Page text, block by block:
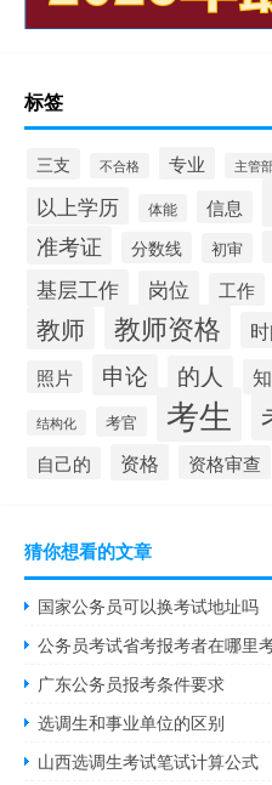
标签
三支 不合格 专业 主管
以上学历 体能 信息
准考证 分数线 初审
基层工作 岗位 工作
教师 教师资格
照片 申论 的人
结构化 考官 考生
自己的 资格 资格审查
猜你想看的文章
国家公务员可以换考试地址吗
公务员考试省考报考者在哪里
广东公务员报考条件要求
选调生和事业单位的区别
山西选调生考试笔试计算公式